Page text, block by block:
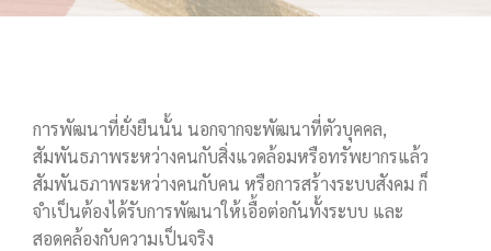
การพัฒนาที่ยั่งยืนนั้น นอกจากจะพัฒนาที่ตัวบุคคล,
สัมพันธภาพระหว่างคนกับสิ่งแวดล้อมหรือทรัพยากรแล้ว
สัมพันธภาพระหว่างคนกับคน หรือการสร้างระบบสังคม ก็
จำเป็นต้องได้รับการพัฒนาให้เอื้อต่อกันทั้งระบบ และ
สอดคล้องกับความเป็นจริง